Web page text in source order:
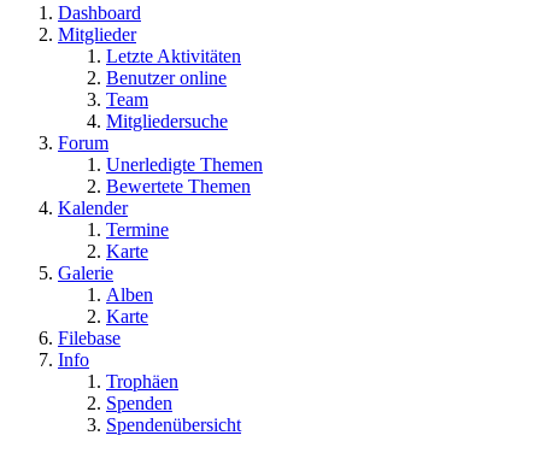
Dashboard
Mitglieder
Letzte Aktivitäten
Benutzer online
Team
Mitgliedersuche
Forum
Unerledigte Themen
Bewertete Themen
Kalender
Termine
Karte
Galerie
Alben
Karte
Filebase
Info
Trophäen
Spenden
Spendenübersicht